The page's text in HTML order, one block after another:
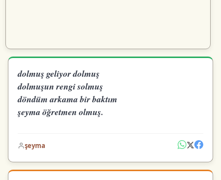
dolmuş geliyor dolmuş
dolmuşun rengi solmuş
döndüm arkama bir baktım
şeyma öğretmen olmuş.
şeyma